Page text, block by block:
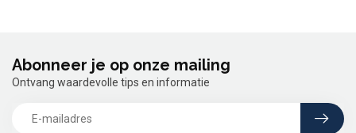
Abonneer je op onze mailing
Ontvang waardevolle tips en informatie